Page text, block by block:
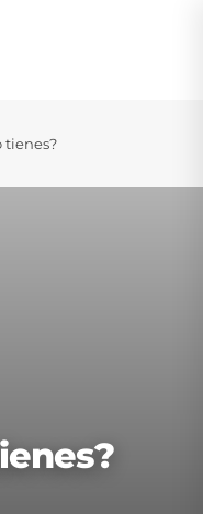
tienes?